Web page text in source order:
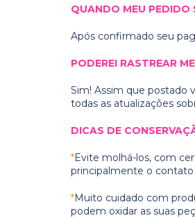
QUANDO MEU PEDIDO
Após confirmado seu
PODEREI RASTREAR
Sim! Assim que postado
todas as atualizações
DICAS DE
*Evite molhá-los, com
principalmente o
*Muito cuidado com
podem oxidar as suas